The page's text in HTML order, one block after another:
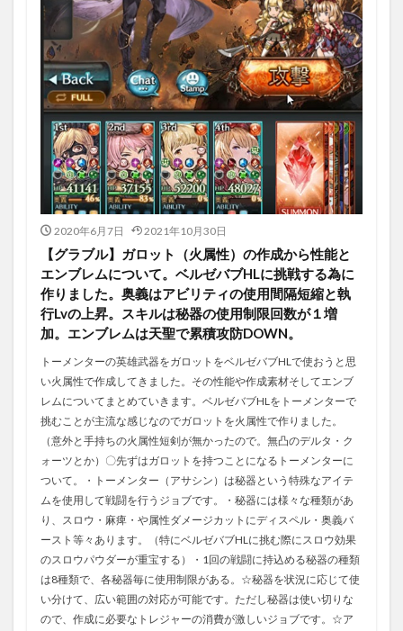
2020年6月7日 2021年10月30日
【グラブル】ガロット（火属性）の作成から性能と
エンブレムについて。ベルゼバブHLに挑戦する為に
作りました。奥義はアビリティの使用間隔短縮と執
行Lvの上昇。スキルは秘器の使用制限回数が１増
加。エンブレムは天聖で累積攻防DOWN。
トーメンターの英雄武器をガロットをベルゼバブHLで使おうと思
い火属性で作成してきました。その性能や作成素材そしてエンブ
レムについてまとめていきます。ベルゼバブHLをトーメンターで
挑むことが主流な感じなのでガロットを火属性で作りました。
（意外と手持ちの火属性短剣が無かったので。無凸のデルタ・ク
ォーツとか）〇先ずはガロットを持つことになるトーメンターに
ついて。・トーメンター（アサシン）は秘器という特殊なアイテ
ムを使用して戦闘を行うジョブです。・秘器には様々な種類があ
り、スロウ・麻痺・や属性ダメージカットにディスペル・奥義バ
ースト等々あります。（特にベルゼバブHLに挑む際にスロウ効果
のスロウパウダーが重宝する）・1回の戦闘に持込める秘器の種類
は8種類で、各秘器毎に使用制限がある。☆秘器を状況に応じて使
い分けて、広い範囲の対応が可能です。ただし秘器は使い切りな
ので、作成に必要なトレジャーの消費が激しいジョブです。☆ア